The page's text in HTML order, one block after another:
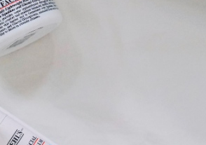
數智女性成長新平台